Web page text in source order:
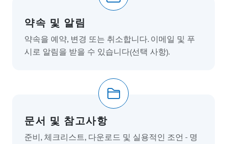
약속 및 알림
약속을 예약, 변경 또는 취소합니다. 이메일 및 푸
시로 알림을 받을 수 있습니다(선택 사항).
문서 및 참고사항
준비, 체크리스트, 다운로드 및 실용적인 조언 - 명